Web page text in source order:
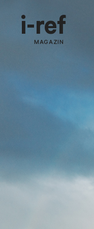
i-ref
MAGAZIN